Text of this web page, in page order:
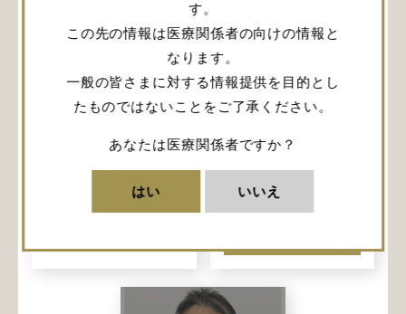
す。
この先の情報は医療関係者の向けの情報と
なります。
一般の皆さまに対する情報提供を目的とし
たものではないことをご了承ください。
あなたは医療関係者ですか？
はい いいえ
国際水頭症学会開
催のご報告
詳しく見る
老化は足から
-歩行障害の専門外
来の立ち上げと診
佐藤 倫由